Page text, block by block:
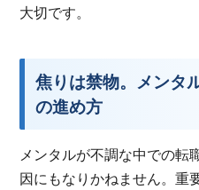
大切です。
焦りは禁物。メンタ
の進め方
メンタルが不調な中での転
因にもなりかねません。重